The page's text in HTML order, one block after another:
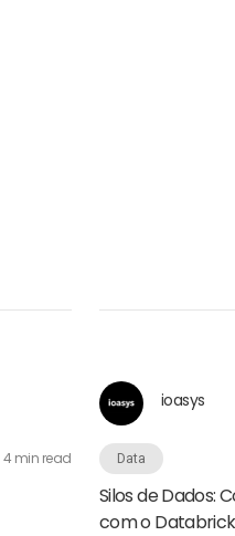
4 min read
ioasys
Data
Silos de Dados:
com o